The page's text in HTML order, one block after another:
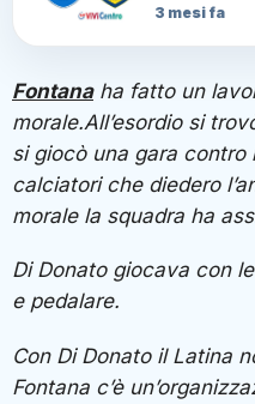
3 mesi fa
Fontanaha fatto un
morale.All’esordio si
si giocò una gara contro
calciatori che diedero
morale la squadra ha
Di Donato giocava con
e pedalare.
Con Di Donato il Latina
Fontana c’è